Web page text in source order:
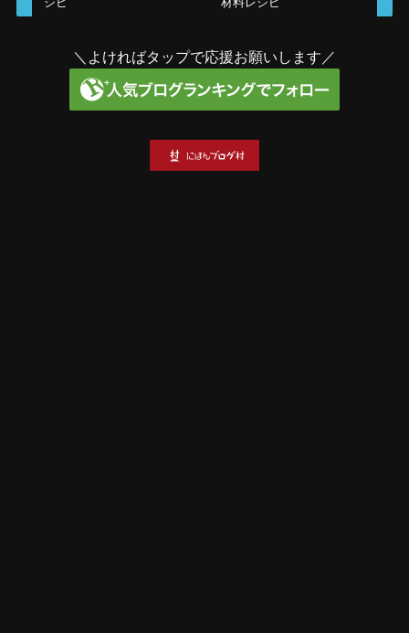
＼よければタップで応援お願いします／